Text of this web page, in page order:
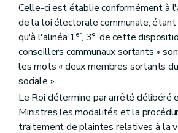
Celle-ci est établie conformément à
de la loi électorale communale,
qu'à l'alinéa 1er, 3°, de cette
conseillers communaux sortants »
les mots « deux membres sortants
sociale ».
Le Roi détermine par arrêté délibéré
Ministres les modalités et la
traitement de plaintes relatives à la